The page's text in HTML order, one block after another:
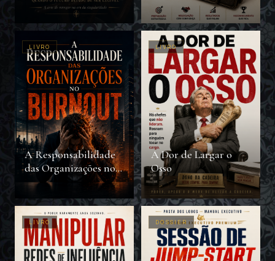
LIVRO
A Responsabilidade
das Organizações no
Burnout
LIVRO
A Dor de Largar o
Osso
LIVRO DOSSIER